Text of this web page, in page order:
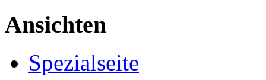
Ansichten
Spezialseite